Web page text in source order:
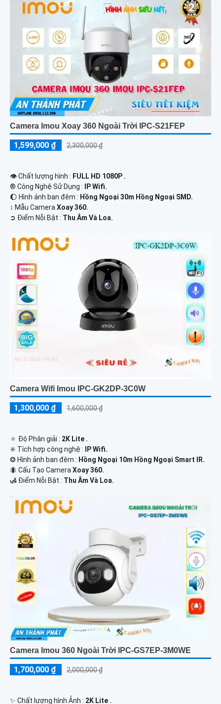
Camera Imou Xoay 360 Ngoài Trời IPC-S21FEP
1,599,000 ₫ 2,300,000 ₫
👁 Chất lượng hình : FULL HD 1080P .
®️ Công Nghệ Sử Dụng :
IP Wifi.
🌔 Hình ảnh ban đêm : Hồng Ngoại 30m Hồng Ngoại SMD.
↕️ Mẫu Camera Xoay 360.
️➲ Điểm Nỗi Bật : Thu Âm Và Loa.
Camera Wifi Imou IPC-GK2DP-3C0W
1,300,000 ₫ 1,600,000 ₫
🔅 Độ Phân giải : 2K Lite .
✳️ Tích hợp công nghệ : IP Wifi.
❂ Hình ảnh ban đêm : Hồng Ngoại 10m Hồng Ngoại Smart IR.
🐜 Cấu Tạo Camera Xoay 360.
️🛃 Điểm Nỗi Bật : Thu Âm Và Loa.
Camera Imou 360 Ngoài Trời IPC-GS7EP-3M0WE
1,700,000 ₫ 2,000,000 ₫
✨ Chất lượng hình Ảnh : 2K Lite .